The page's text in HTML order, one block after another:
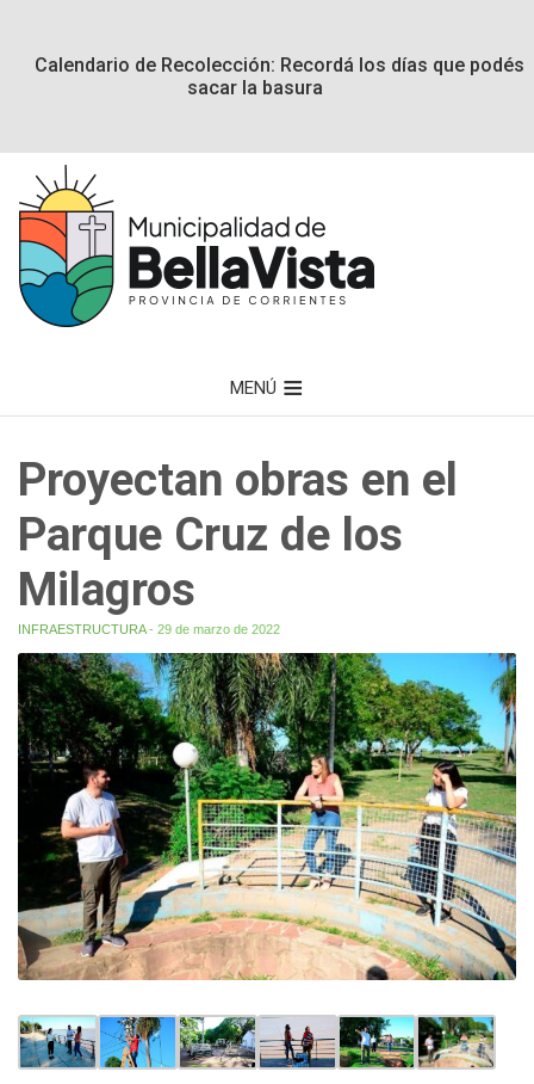
Calendario de Recolección: Recordá los días que podés
sacar la basura
MENÚ
Proyectan obras en el
Parque Cruz de los
Milagros
INFRAESTRUCTURA- 29 de marzo de 2022